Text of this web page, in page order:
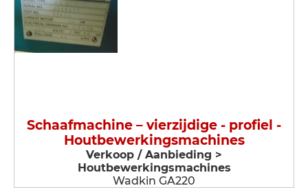
Schaafmachine – vierzijdige - profiel -
Houtbewerkingsmachines
Verkoop / Aanbieding >
Houtbewerkingsmachines
Wadkin GA220